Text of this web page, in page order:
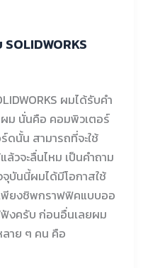
ผมได้รับคำ
ม นั่นคือ คอมพิวเตอร์
นั้น สามารถที่จะใช้
ล้วจะลื่นไหม เป็นคำถาม
บันนี้ผมได้มีโอกาสใช้
พียงชิพกราฟฟิคแบบออ
ฟังครับ ก่อนอื่นเลยผม
ลาย ๆ คน คือ